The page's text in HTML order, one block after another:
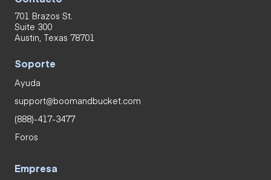
701 Brazos St.
Suite 300
Austin, Texas 78701
Soporte
Ayuda
support@boomandbucket.com
(888)-417-3477
Foros
Empresa